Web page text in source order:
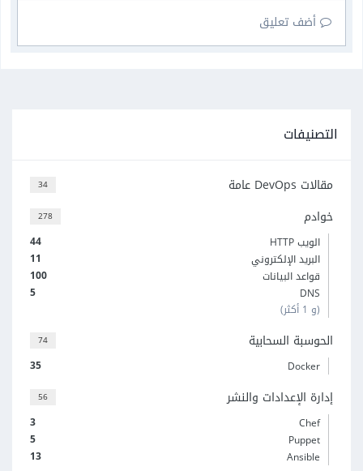
أضف تعليق
التصنيفات
34 مقالات DevOps عامة
278 خوادم
44
الويب HTTP
11
البريد الإلكتروني
100
قواعد البيانات
5
DNS
(و 1 أكثر)
74 الحوسبة السحابية
35 Docker
56 إدارة الإعدادات والنشر
3
Chef
5
Puppet
13
Ansible